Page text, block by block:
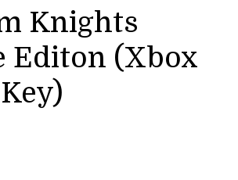
Knights
Editon (Xbox